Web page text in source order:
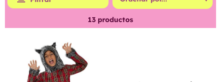
13 productos